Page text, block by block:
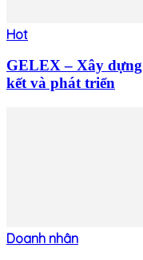
Hot
GELEX – Xây
kết và phát triển
Doanh nhân